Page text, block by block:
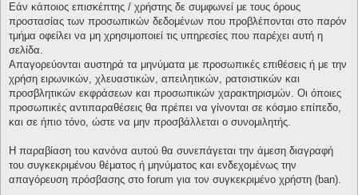
Εάν κάποιος επισκέπτης / χρήστης δε συμφωνεί με τους όρους
προστασίας των προσωπικών δεδομένων που προβλέπονται στο παρόν
τμήμα οφείλει να μη χρησιμοποιεί τις υπηρεσίες που παρέχει αυτή η
σελίδα.
Απαγορεύονται αυστηρά τα μηνύματα με προσωπικές επιθέσεις ή με την
χρήση ειρωνικών, χλευαστικών, απειλητικών, ρατσιστικών και
προσβλητικών εκφράσεων και προσωπικών χαρακτηρισμών. Οι όποιες
προσωπικές αντιπαραθέσεις θα πρέπει να γίνονται σε κόσμιο επίπεδο,
και σε ήπιο τόνο, ώστε να μην προσβάλλεται ο συνομιλητής.
Η παραβίαση του κανόνα αυτού θα συνεπάγεται την άμεση διαγραφή
του συγκεκριμένου θέματος ή μηνύματος και ενδεχομένως την
απαγόρευση πρόσβασης στο forum για τον συγκεκριμένο χρήστη (ban).